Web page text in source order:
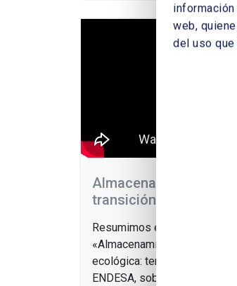
web,
del uso
Almacenamiento de
transición ecológica:
Resumimos en 5 minutos la
«Almacenamiento de energía
ecológica: temas claves»,
ENDESA, sobre